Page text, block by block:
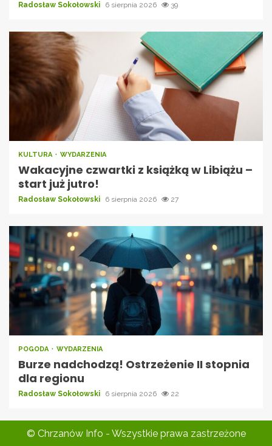
Radosław Sokołowski 6 sierpnia 2026 39
KULTURA WYDARZENIA
Wakacyjne czwartki z książką w Libiążu –
start już jutro!
Radosław Sokołowski 6 sierpnia 2026 27
POGODA WYDARZENIA
Burze nadchodzą! Ostrzeżenie II stopnia
dla regionu
Radosław Sokołowski 6 sierpnia 2026 22
© Chrzanów Info - Wszystkie prawa zastrzeżone